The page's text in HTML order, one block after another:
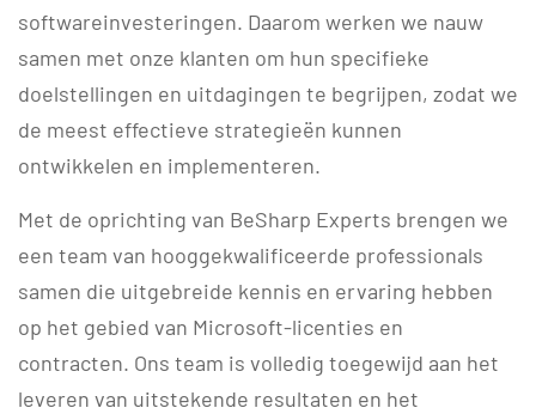
softwareinvesteringen. Daarom werken we nauw
samen met onze klanten om hun specifieke
doelstellingen en uitdagingen te begrijpen, zodat we
de meest effectieve strategieën kunnen
ontwikkelen en implementeren.
Met de oprichting van BeSharp Experts brengen we
een team van hooggekwalificeerde professionals
samen die uitgebreide kennis en ervaring hebben
op het gebied van Microsoft-licenties en
contracten. Ons team is volledig toegewijd aan het
leveren van uitstekende resultaten en het